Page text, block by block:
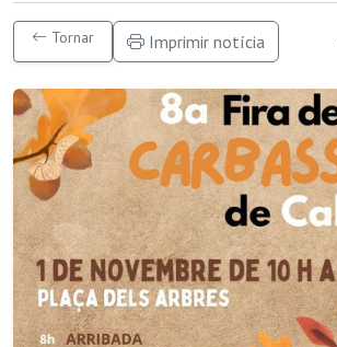
Tornar Imprimir notícia